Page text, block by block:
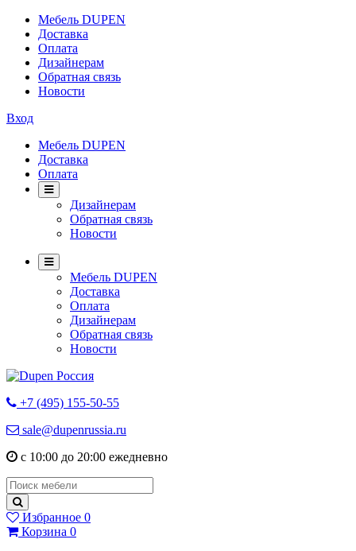
Мебель DUPEN
Доставка
Оплата
Дизайнерам
Обратная связь
Новости
Вход
Мебель DUPEN
Доставка
Оплата
Дизайнерам
Обратная связь
Новости
Мебель DUPEN
Доставка
Оплата
Дизайнерам
Обратная связь
Новости
+7 (495) 155-50-55
sale@dupenrussia.ru
с 10:00 до 20:00 ежедневно
Избранное 0
Корзина 0